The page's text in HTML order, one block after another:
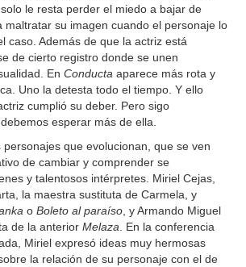
le resta perder el miedo a bajar de
maltratar su imagen cuando el personaje lo
caso. Además de que la actriz está
de cierto registro donde se unen
En Conducta aparece más rota y
Uno la detesta todo el tiempo. Y ello
cumplió su deber. Pero sigo
esperar más de ella.
personajes que evolucionan, que se ven
de cambiar y comprender se
y talentosos intérpretes. Miriel Cejas,
la maestra sustituta de Carmela, y
o Boleto al paraíso , y Armando Miguel
de la anterior Melaza . En la conferencia
Miriel expresó ideas muy hermosas
sobre la relación de su personaje con el de